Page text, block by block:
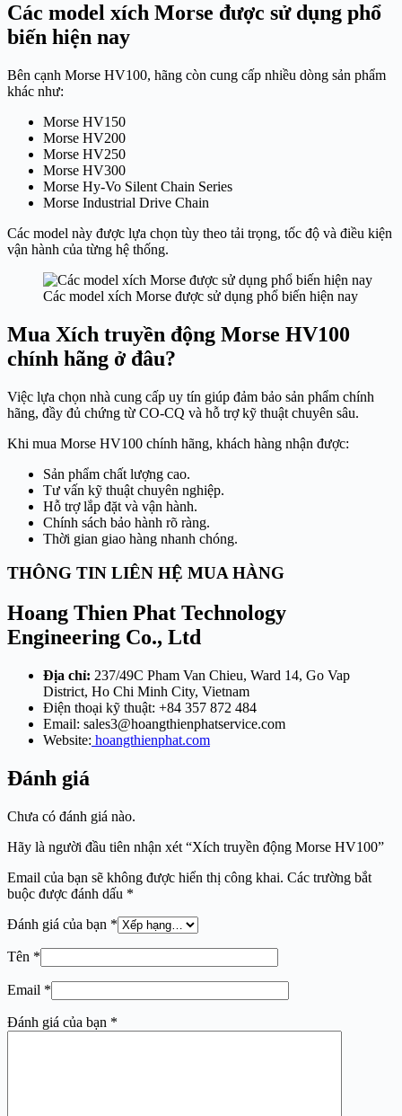
Các model xích Morse được sử dụng phổ
biến hiện nay
Bên cạnh Morse HV100, hãng còn cung cấp nhiều dòng sản phẩm
khác như:
Morse HV150
Morse HV200
Morse HV250
Morse HV300
Morse Hy-Vo Silent Chain Series
Morse Industrial Drive Chain
Các model này được lựa chọn tùy theo tải trọng, tốc độ và điều kiện
vận hành của từng hệ thống.
Các model xích Morse được sử dụng phổ biến hiện nay
Mua Xích truyền động Morse HV100
chính hãng ở đâu?
Việc lựa chọn nhà cung cấp uy tín giúp đảm bảo sản phẩm chính
hãng, đầy đủ chứng từ CO-CQ và hỗ trợ kỹ thuật chuyên sâu.
Khi mua Morse HV100 chính hãng, khách hàng nhận được:
Sản phẩm chất lượng cao.
Tư vấn kỹ thuật chuyên nghiệp.
Hỗ trợ lắp đặt và vận hành.
Chính sách bảo hành rõ ràng.
Thời gian giao hàng nhanh chóng.
THÔNG TIN LIÊN HỆ MUA HÀNG
Hoang Thien Phat Technology
Engineering Co., Ltd
Địa chỉ: 237/49C Pham Van Chieu, Ward 14, Go Vap
District, Ho Chi Minh City, Vietnam
Điện thoại kỹ thuật: +84 357 872 484
Email: sales3@hoangthienphatservice.com
Website: hoangthienphat.com
Đánh giá
Chưa có đánh giá nào.
Hãy là người đầu tiên nhận xét “Xích truyền động Morse HV100”
Email của bạn sẽ không được hiển thị công khai. Các trường bắt
buộc được đánh dấu *
Đánh giá của bạn *
Tên *
Email *
Đánh giá của bạn *